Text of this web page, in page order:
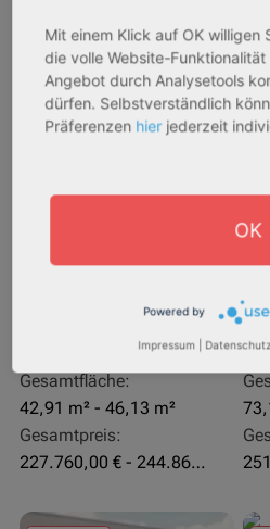
Assetklasse:
Gesamtfläche:
42,91 m² - 46,13 m²
Gesamtpreis:
227.760,00 € - 244.860,00 €
Mit einem Klick auf OK willigen
die volle Website-
Angebot durch Analysetools
dürfen. Selbstverständlich
Präferenzen hier jederzeit
OK
Powered by
Impressum